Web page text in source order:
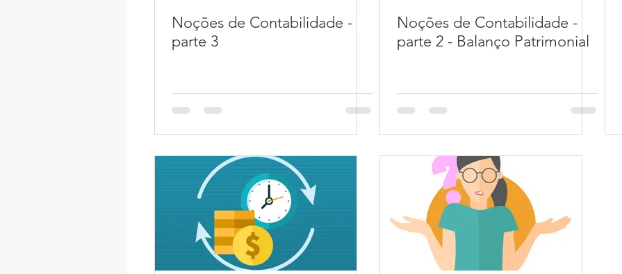
Noções de Contabilidade -
parte 3
Noções de Contabilidade -
parte 2 - Balanço Patrimonial